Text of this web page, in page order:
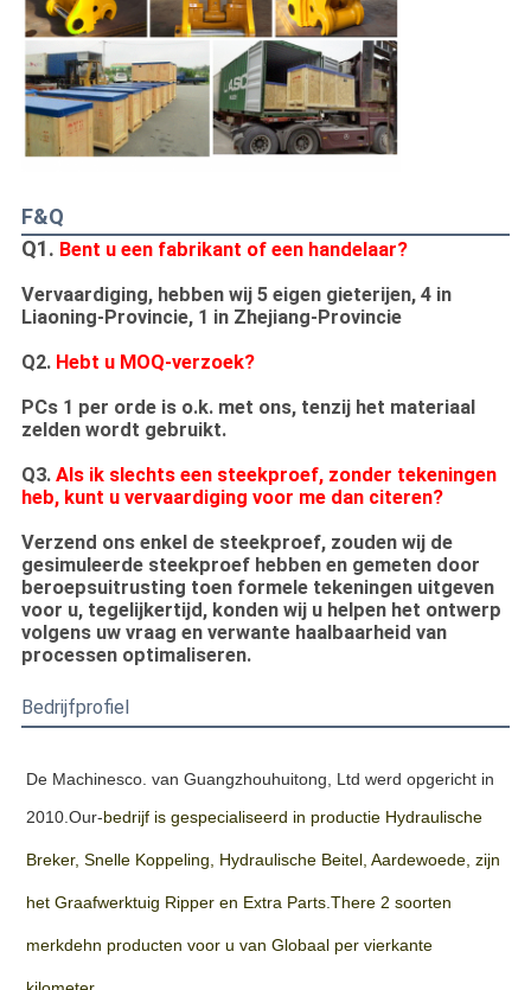
F&Q
Q1. Bent u een fabrikant of een handelaar?
Vervaardiging, hebben wij 5 eigen gieterijen, 4 in
Liaoning-Provincie, 1 in Zhejiang-Provincie
Q2. Hebt u MOQ-verzoek?
PCs 1 per orde is o.k. met ons, tenzij het materiaal
zelden wordt gebruikt.
Q3. Als ik slechts een steekproef, zonder tekeningen
heb, kunt u vervaardiging voor me dan citeren?
Verzend ons enkel de steekproef, zouden wij de
gesimuleerde steekproef hebben en gemeten door
beroepsuitrusting toen formele tekeningen uitgeven
voor u, tegelijkertijd, konden wij u helpen het ontwerp
volgens uw vraag en verwante haalbaarheid van
processen optimaliseren.
Bedrijfprofiel
De Machinesco. van Guangzhouhuitong, Ltd werd opgericht in
2010.Our-bedrijf is gespecialiseerd in productie Hydraulische
Breker, Snelle Koppeling, Hydraulische Beitel, Aardewoede, zijn
het Graafwerktuig Ripper en Extra Parts.There 2 soorten
merkdehn producten voor u van Globaal per vierkante